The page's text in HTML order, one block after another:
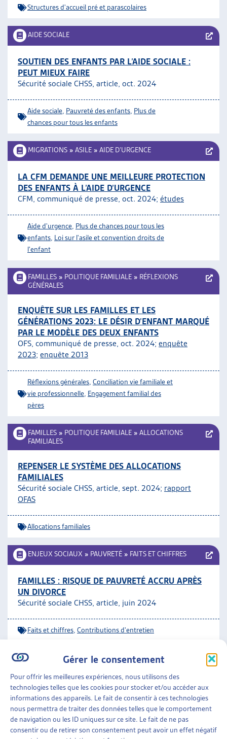
Gérer le consentement
Pour offrir les meilleures expériences, nous utilisons des
technologies telles que les cookies pour stocker et/ou accéder aux
informations des appareils. Le fait de consentir à ces technologies
nous permettra de traiter des données telles que le comportement
de navigation ou les ID uniques sur ce site. Le fait de ne pas
consentir ou de retirer son consentement peut avoir un effet négatif
Structures d'accueil pré et parascolaires
AIDE SOCIALE
SOUTIEN DES ENFANTS PAR L’AIDE SOCIALE :
PEUT MIEUX FAIRE
Sécurité sociale CHSS, article, oct. 2024
Aide sociale Pauvreté des enfants Plus de
chances pour tous les enfants
MIGRATIONS » ASILE » AIDE D’URGENCE
LA CFM DEMANDE UNE MEILLEURE PROTECTION
DES ENFANTS À L’AIDE D’URGENCE
CFM, communiqué de presse, oct. 2024; études
Aide d'urgence Plus de chances pour tous les
enfants Loi sur l'asile et convention droits de
l'enfant
FAMILLES » POLITIQUE FAMILIALE » RÉFLEXIONS
GÉNÉRALES
ENQUÊTE SUR LES FAMILLES ET LES
GÉNÉRATIONS 2023: LE DÉSIR D’ENFANT MARQUÉ
PAR LE MODÈLE DES DEUX ENFANTS
OFS, communiqué de presse, oct. 2024; enquête
2023; enquête 2013
Réflexions générales Conciliation vie familiale et
vie professionnelle Engagement familial des
pères
FAMILLES » POLITIQUE FAMILIALE » ALLOCATIONS
FAMILIALES
REPENSER LE SYSTÈME DES ALLOCATIONS
FAMILIALES
Sécurité sociale CHSS, article, sept. 2024; rapport
OFAS
Allocations familiales
ENJEUX SOCIAUX » PAUVRETÉ » FAITS ET CHIFFRES
FAMILLES : RISQUE DE PAUVRETÉ ACCRU APRÈS
UN DIVORCE
Sécurité sociale CHSS, article, juin 2024
Faits et chiffres Contributions d'entretien
FAMILLES »ENFANCE» BIEN-ÊTRE DES ENFANTS
PROMOUVOIR LA SANTÉ MENTALE DES ENFANTS
ET DES JEUNES SUR LE LONG TERME
CFEJ, prise de position, mars 2024
Bien-être des enfants,Santé psychique